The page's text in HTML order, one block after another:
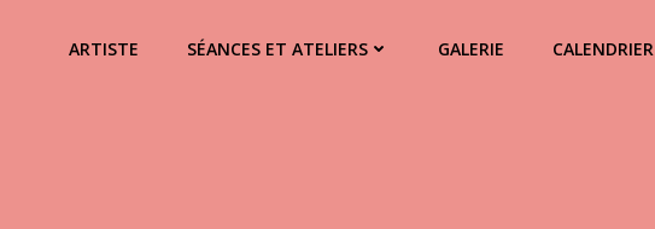
ARTISTE SÉANCES ET ATELIERS GALERIE CALENDRIER